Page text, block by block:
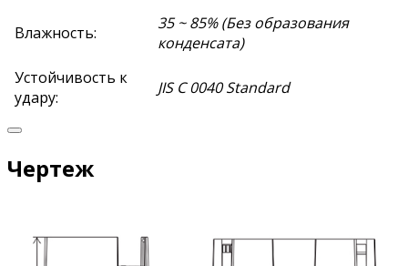
Влажность:
35 ~ 85% (Без образования
конденсата)
Устойчивость к
удару:
JIS C 0040 Standard
Чертеж